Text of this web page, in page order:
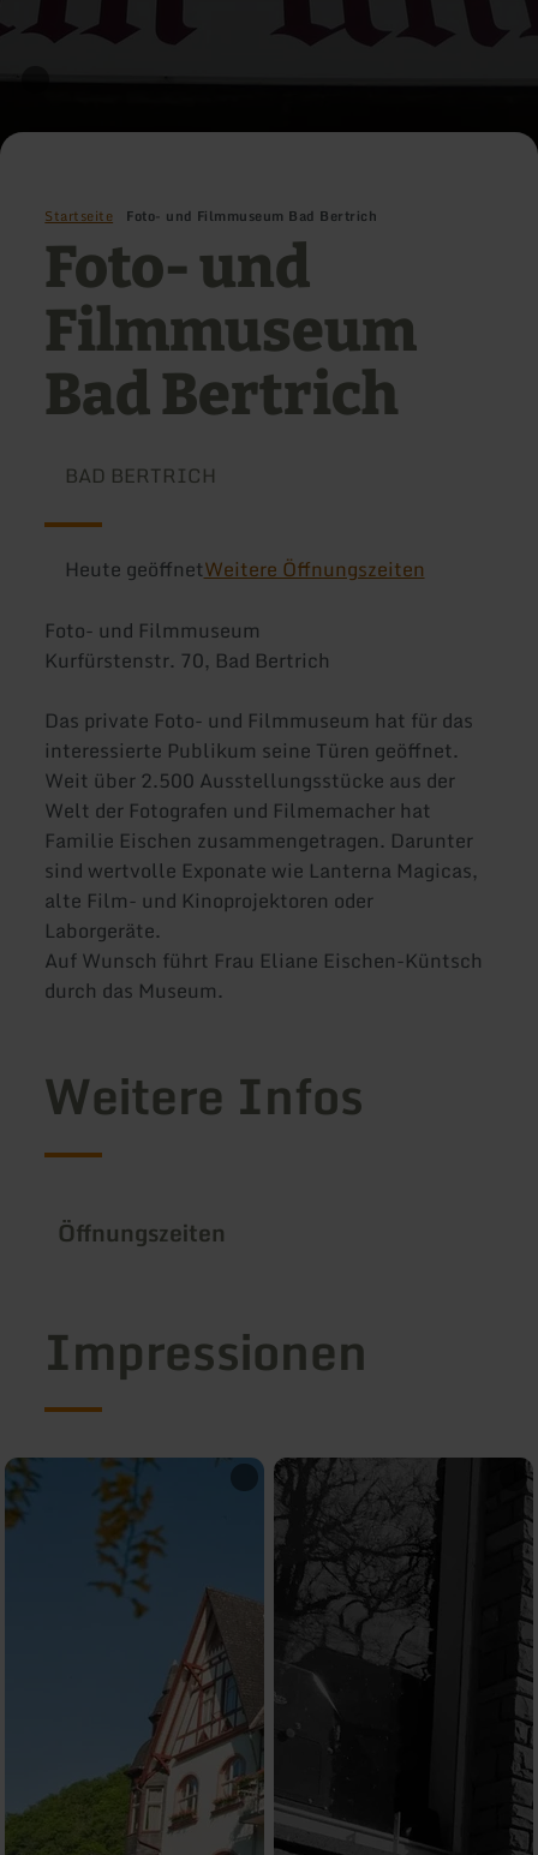
Startseite Foto- und Filmmuseum Bad Bertrich
Foto- und
Filmmuseum
Bad Bertrich
BAD BERTRICH
Heute geöffnetWeitere Öffnungszeiten
Foto- und Filmmuseum
Kurfürstenstr. 70, Bad Bertrich
Das private Foto- und Filmmuseum hat für das
interessierte Publikum seine Türen geöffnet.
Weit über 2.500 Ausstellungsstücke aus der
Welt der Fotografen und Filmemacher hat
Familie Eischen zusammengetragen. Darunter
sind wertvolle Exponate wie Lanterna Magicas,
alte Film- und Kinoprojektoren oder
Laborgeräte.
Auf Wunsch führt Frau Eliane Eischen-Küntsch
durch das Museum.
Weitere Infos
Öffnungszeiten
Impressionen